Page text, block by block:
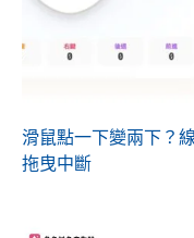
滑鼠點一下變兩下？
拖曳中斷